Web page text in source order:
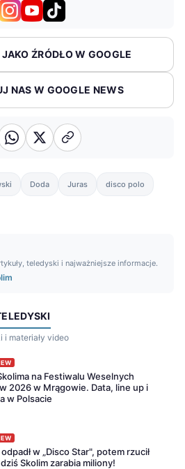
ŹRÓDŁO W GOOGLE
NAS W GOOGLE NEWS
Doda Juras disco polo
teledyski i najważniejsze informacje.
i materiały video
na Festiwalu Weselnych
2026 w Mrągowie. Data, line up i
w Polsacie
w „Disco Star", potem rzucił
Skolim zarabia miliony!